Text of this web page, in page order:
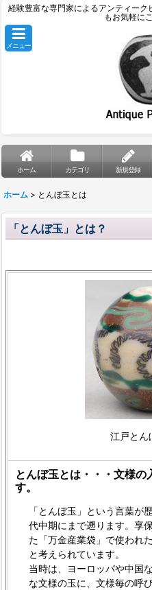
経験豊富な専門家によるアンティー
もお気軽に
メニュー
ホーム カテゴリ 新規登録
ホーム > とんぼ玉とは
「とんぼ玉」とは？
江戸とん
とんぼ玉とは・・・文様
す。
「とんぼ玉」という言葉が
代中期にまで遡ります。享
た「万金産業袋」で使われ
と考えられています。
当時は、ヨーロッパや中国
な文様の玉に、文様毎の呼